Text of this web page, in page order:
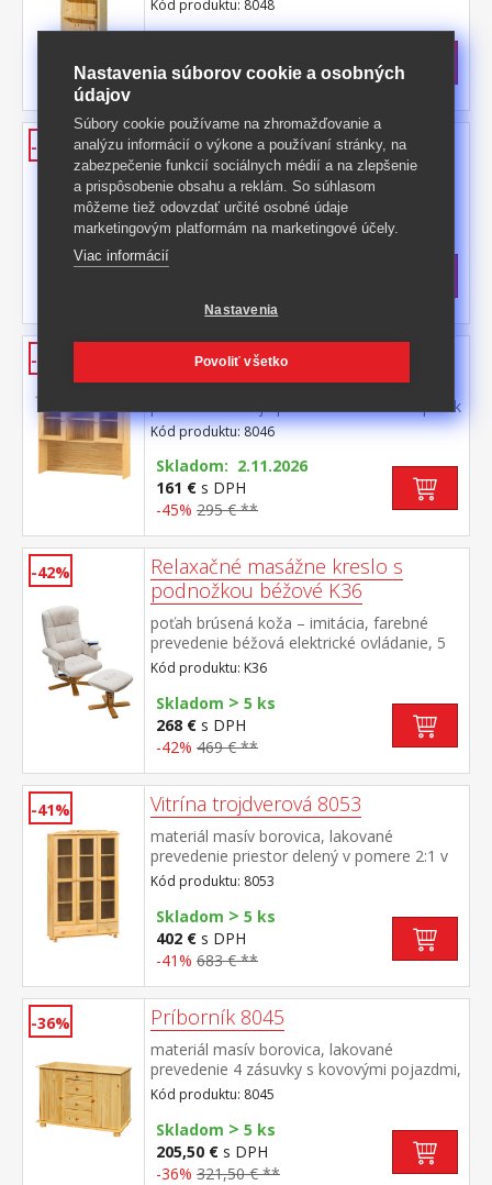
Kód produktu: 8048
116,50 €
-54% 254,50 € **
-40% Vitrína 8050
materiál masív borovica, lakované
prevedenie široká zásuvka s kovovými
pojazdmi, 2 presklené dvere 2 variabilné a 1
pevná polica
Kód produktu: 8050
Skladom
-45% Nadstavec príborníka 8046
materiál masív borovica, lakované
prevedenie dvoje presklené dvierka doplnok
príborníka 8045
Kód produktu: 8046
Skladom: 2.11.2026
161 € s DPH
-45% 295 € **
-42%
Relaxačné masážne kreslo s
podnožkou béžové K36
poťah brúsená koža – imitácia, farebné
prevedenie béžová elektrické ovládanie, 5
masážnych programov, 2 stupne intenzity
nastavenie oblasti masáže (chrbtová alebo
bedrová) automatické vypnutie po 15 alebo
30 minútach otočné, plynulo
polohovateľné, výška sedu 45 cm rozmer
cm, výška podnožky 42 cm
Kód produktu: K36
Skladom > 5 ks
268 € s DPH
-42% 469 € **
-41% Vitrína trojdverová 8053
materiál masív borovica, lakované
prevedenie priestor delený v pomere 2:1 v
každej časti 3 police, presklené dvierka v
spodnej časti veľká a malá zásuvka s
kovovými pojazdmi rozmer väčšej zásuvky
(š/h/v) 75,5 × 29,5 × 13 cm rozmer menšej
zásuvky (š/h/v) 34,5 × 29,5 × 13 cm
Kód produktu: 8053
Skladom > 5 ks
402 € s DPH
-41% 683 € **
-36% Príborník 8045
materiál masív borovica, lakované
prevedenie 4 zásuvky s kovovými pojazdmi,
2 skrinky s dvierkami vybavené
policou vhodný doplnok nadstavec 8046
Kód produktu: 8045
Skladom > 5 ks
205,50 € s DPH
-36% 321,50 € **
Nastavenia súborov cookie a osobných
údajov
Súbory cookie používame na zhromažďovanie a
analýzu informácií o výkone a používaní stránky, na
zabezpečenie funkcií sociálnych médií a na zlepšenie
a prispôsobenie obsahu a reklám. So súhlasom
môžeme tiež odovzdať určité osobné údaje
marketingovým platformám na marketingové účely.
Viac informácií
Nastavenia
Povoliť všetko